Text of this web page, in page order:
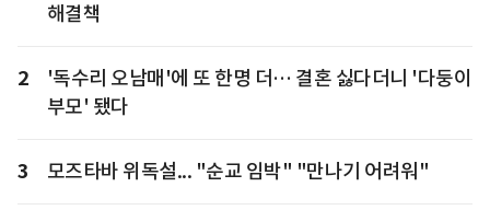
해결책
2
'독수리 오남매'에 또 한명 더… 결혼 싫다더니 '다둥이
부모' 됐다
3 모즈타바 위독설... "순교 임박" "만나기 어려워"